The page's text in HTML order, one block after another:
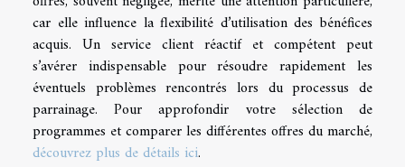
car elle influence la flexibilité d’utilisation des bénéfices
acquis. Un service client réactif et compétent peut
s’avérer indispensable pour résoudre rapidement les
éventuels problèmes rencontrés lors du processus de
parrainage. Pour approfondir votre sélection de
programmes et comparer les différentes offres du marché,
découvrez plus de détails ici.